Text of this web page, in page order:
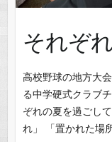
それぞ
高校野球の地方大
る中学硬式クラブ
ぞれの夏を過ごし
れ」 「置かれた場